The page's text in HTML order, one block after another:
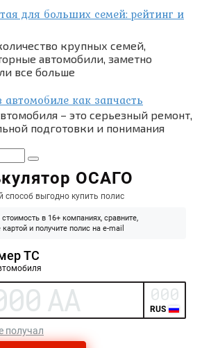
для больших семей: рейтинг и
крупных семей,
автомобили, заметно
все больше
автомобиле как запчасть
– это серьезный ремонт,
подготовки и понимания